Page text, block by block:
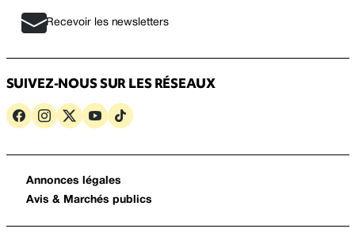
Recevoir les newsletters
SUIVEZ-NOUS SUR LES RÉSEAUX
Annonces légales
Avis & Marchés publics